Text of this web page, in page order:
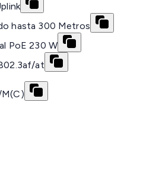
hasta 300 Metros
PoE 230 W
at